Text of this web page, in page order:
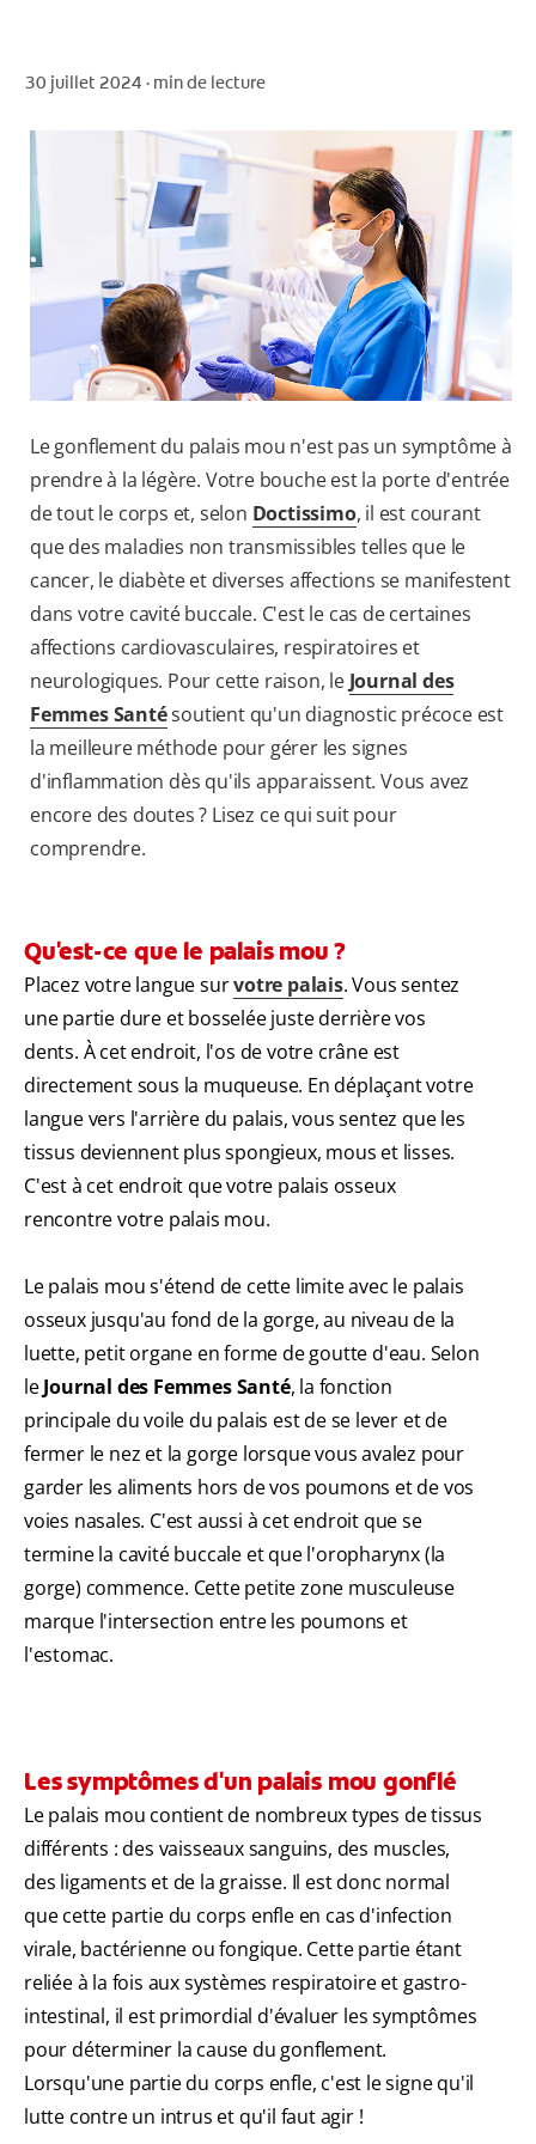
CH (FR)
30 juillet 2024 · min de lecture
Le gonflement du palais mou n'est pas un symptôme à
prendre à la légère. Votre bouche est la porte d'entrée
de tout le corps et, selon Doctissimo, il est courant
que des maladies non transmissibles telles que le
cancer, le diabète et diverses affections se manifestent
dans votre cavité buccale. C'est le cas de certaines
affections cardiovasculaires, respiratoires et
neurologiques. Pour cette raison, le Journal des
Femmes Santésoutient qu'un diagnostic précoce est
la meilleure méthode pour gérer les signes
d'inflammation dès qu'ils apparaissent. Vous avez
encore des doutes ? Lisez ce qui suit pour
comprendre.
Qu'est-ce que le palais mou ?
Placez votre langue survotre palais. Vous sentez
une partie dure et bosselée juste derrière vos
dents. À cet endroit, l'os de votre crâne est
directement sous la muqueuse. En déplaçant votre
langue vers l'arrière du palais, vous sentez que les
tissus deviennent plus spongieux, mous et lisses.
C'est à cet endroit que votre palais osseux
rencontre votre palais mou.
Le palais mou s'étend de cette limite avec le palais
osseux jusqu'au fond de la gorge, au niveau de la
luette, petit organe en forme de goutte d'eau. Selon
leJournal des Femmes Santé, la fonction
principale du voile du palais est de se lever et de
fermer le nez et la gorge lorsque vous avalez pour
garder les aliments hors de vos poumons et de vos
voies nasales. C'est aussi à cet endroit que se
termine la cavité buccale et que l'oropharynx (la
gorge) commence. Cette petite zone musculeuse
marque l'intersection entre les poumons et
l'estomac.
Les symptômes d'un palais mou gonflé
Le palais mou contient de nombreux types de tissus
différents : des vaisseaux sanguins, des muscles,
des ligaments et de la graisse. Il est donc normal
que cette partie du corps enfle en cas d'infection
virale, bactérienne ou fongique. Cette partie étant
reliée à la fois aux systèmes respiratoire et gastro-
intestinal, il est primordial d'évaluer les symptômes
pour déterminer la cause du gonflement.
Lorsqu'une partie du corps enfle, c'est le signe qu'il
lutte contre un intrus et qu'il faut agir !